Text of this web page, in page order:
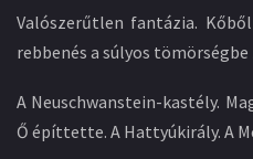
Valószerűtlen fantázia.
rebbenés a súlyos tömörségbe
A Neuschwanstein-kastély.
Ő építtette. A Hattyúkirály. A